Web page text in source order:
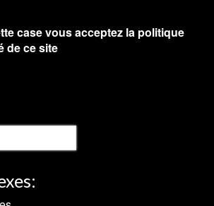
case vous acceptez la politique
de ce site